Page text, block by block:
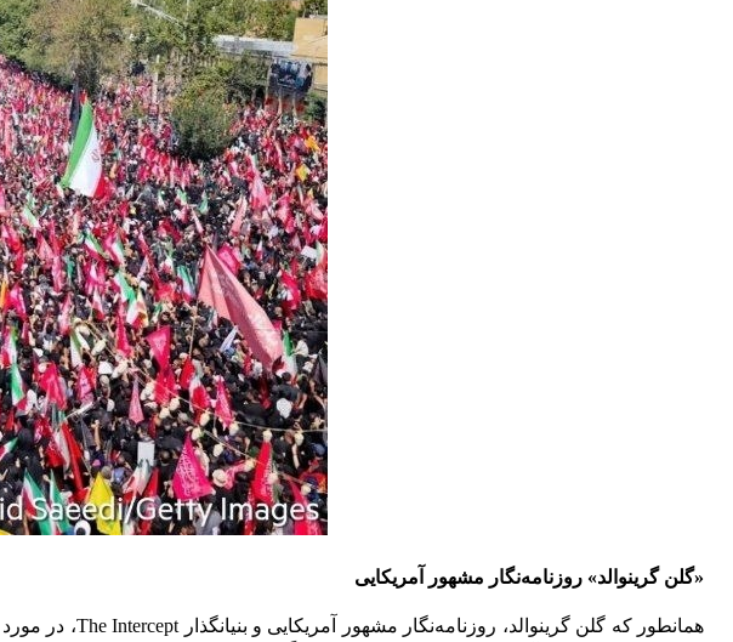
«گلن گرینوالد» روزنامه‌نگار مشهور آمریکایی
همانطور که گلن گرینوالد، روزنامه‌نگار مشهور آمریکایی و بنیانگذار The Intercept، در